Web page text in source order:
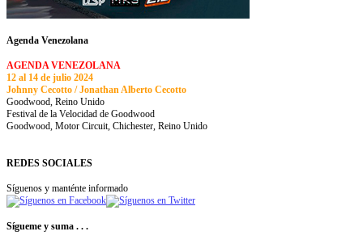
Agenda Venezolana
AGENDA VENEZOLANA
12 al 14 de julio 2024
Johnny Cecotto / Jonathan Alberto Cecotto
Goodwood, Reino Unido
Festival de la Velocidad de Goodwood
Goodwood, Motor Circuit, Chichester, Reino Unido
REDES SOCIALES
Síguenos y manténte informado
Sígueme y suma . . .